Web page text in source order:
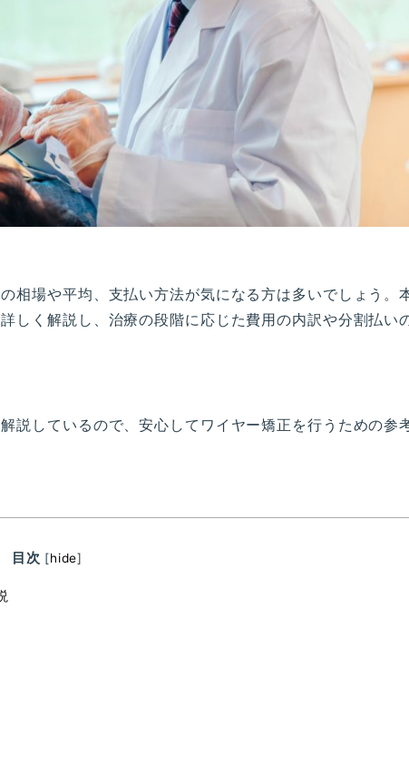
相場や平均、支払い方法が気になる方は多いでしょう。
しく解説し、治療の段階に応じた費用の内訳や分割払い
説しているので、安心してワイヤー矯正を行うための参
目次 [hide]